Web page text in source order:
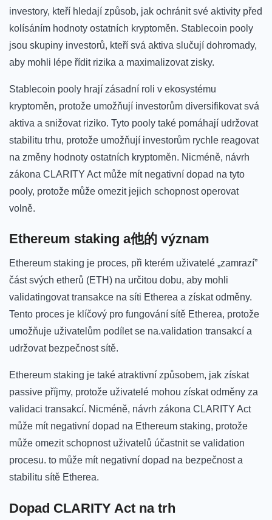
⁣investory,⁢ kteří ⁢hledají způsob, jak ochránit své ​aktivity ‌před
kolísáním⁢ hodnoty ostatních kryptoměn. Stablecoin pooly
jsou ⁢skupiny investorů, kteří svá aktiva slučují dohromady,
aby ‌mohli lépe řídit rizika a maximalizovat zisky.
Stablecoin pooly hrají⁣ zásadní roli ⁤v ekosystému
kryptoměn, protože​ umožňují investorům diversifikovat ‍svá
aktiva⁢ a snižovat riziko. Tyto pooly ⁣také pomáhají‌ udržovat
stabilitu​ trhu, protože ‌umožňují investorům rychle ‌reagovat
na změny​ hodnoty ostatních kryptoměn. Nicméně, ⁢návrh
zákona CLARITY Act může mít negativní dopad na tyto
pooly, protože může omezit jejich schopnost operovat⁤
volně.
Ethereum staking a他的 význam
Ethereum staking je proces, při‌ kterém​ uživatelé „zamrazí”
část svých etherů​ (ETH) na určitou⁤ dobu, aby mohli⁤
validatingovat ⁢transakce na síti Etherea a získat odměny.‌
Tento proces je klíčový pro fungování sítě Etherea, ​protože
umožňuje uživatelům podílet se na.validation transakcí a
udržovat ⁣bezpečnost sítě.
Ethereum ‌staking je také atraktivní způsobem, ⁣jak získat
⁢passive příjmy, protože uživatelé mohou získat odměny‍ za
validaci transakcí. Nicméně, návrh zákona⁤ CLARITY Act
může mít negativní dopad na⁤ Ethereum staking, ⁤protože‌
může⁤ omezit ⁣schopnost uživatelů účastnit se⁤ validation
procesu. ‍to může ​mít negativní dopad na bezpečnost a
stabilitu sítě Etherea.
Dopad CLARITY Act na trh